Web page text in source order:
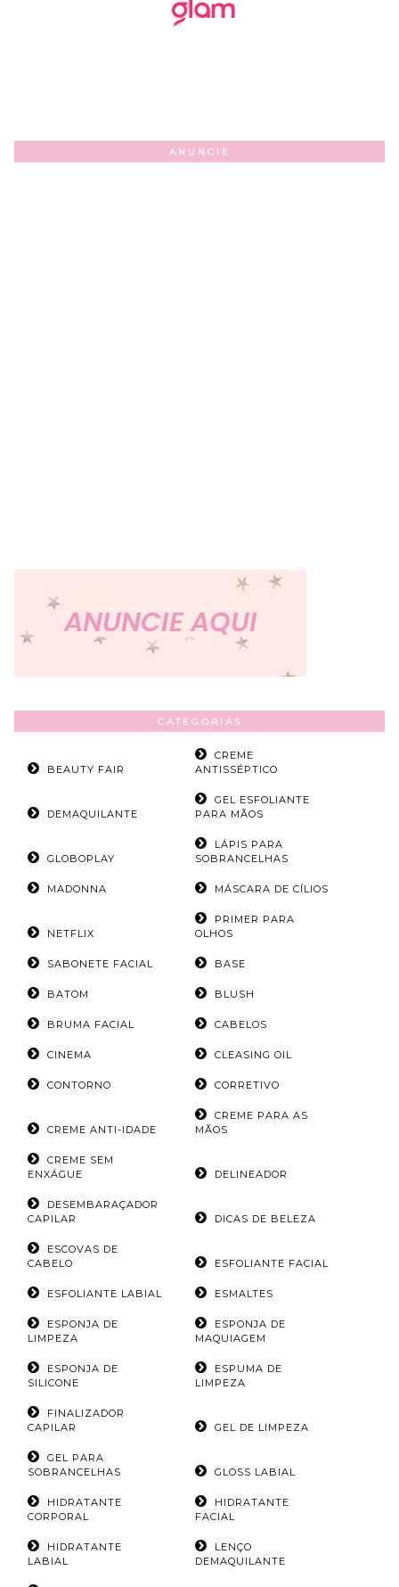
ANUNCIE
CATEGORIAS
BEAUTY FAIR
CREME
ANTISSÉPTICO
DEMAQUILANTE
GEL ESFOLIANTE
PARA MÃOS
GLOBOPLAY
LÁPIS PARA
SOBRANCELHAS
MADONNA MÁSCARA DE CÍLIOS
NETFLIX
PRIMER PARA
OLHOS
SABONETE FACIAL BASE
BATOM BLUSH
BRUMA FACIAL CABELOS
CINEMA CLEASING OIL
CONTORNO CORRETIVO
CREME ANTI-IDADE
CREME PARA AS
MÃOS
CREME SEM
ENXÁGUE
DELINEADOR
DESEMBARAÇADOR
CAPILAR
DICAS DE BELEZA
ESCOVAS DE
CABELO
ESFOLIANTE FACIAL
ESFOLIANTE LABIAL ESMALTES
ESPONJA DE
LIMPEZA
ESPONJA DE
MAQUIAGEM
ESPONJA DE
SILICONE
ESPUMA DE
LIMPEZA
FINALIZADOR
CAPILAR
GEL DE LIMPEZA
GEL PARA
SOBRANCELHAS
GLOSS LABIAL
HIDRATANTE
CORPORAL
HIDRATANTE
FACIAL
HIDRATANTE
LABIAL
LENÇO
DEMAQUILANTE